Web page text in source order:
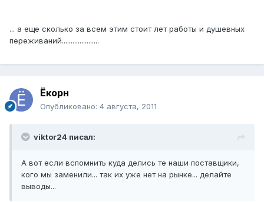
... а еще сколько за всем этим стоит лет работы и душевных
переживаний.....................
Ёкорн
Опубликовано: 4 августа, 2011
viktor24 писал:
А вот если вспомнить куда делись те наши поставщики,
кого мы заменили... так их уже нет на рынке... делайте
выводы...